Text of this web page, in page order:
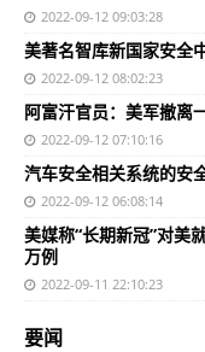
2022-09-12 09:03:28
美著名智库新国家安全
2022-09-12 08:02:23
阿富汗官员：美军撤离
2022-09-12 07:10:16
汽车安全相关系统的安
2022-09-12 06:08:14
美媒称“长期新冠”对美
万例
2022-09-11 22:10:23
要闻